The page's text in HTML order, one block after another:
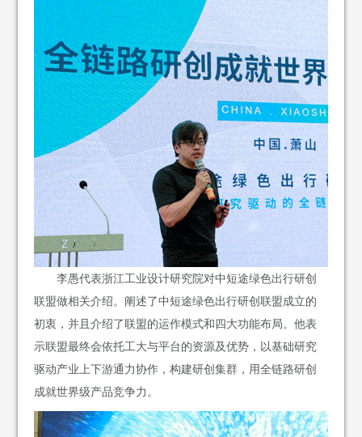
李愚代表浙江工业设计研究院对中短途绿色出行研创
联盟做相关介绍。阐述了中短途绿色出行研创联盟成立的
初衷，并且介绍了联盟的运作模式和四大功能布局。他表
示联盟最终会依托工大与平台的资源及优势，以基础研究
驱动产业上下游通力协作，构建研创集群，用全链路研创
成就世界级产品竞争力。